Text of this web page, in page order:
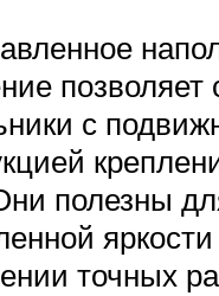
позволяет
с
полезны
точных